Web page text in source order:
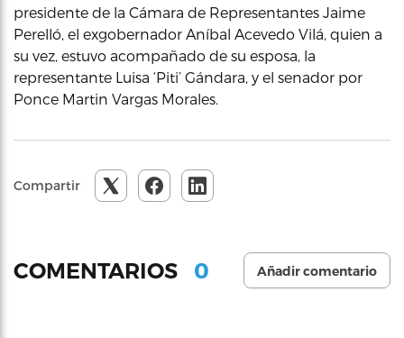
presidente de la Cámara de Representantes Jaime
Perelló, el exgobernador Aníbal Acevedo Vilá, quien a
su vez, estuvo acompañado de su esposa, la
representante Luisa ‘Piti’ Gándara, y el senador por
Ponce Martin Vargas Morales.
Compartir
COMENTARIOS 0 Añadir comentario